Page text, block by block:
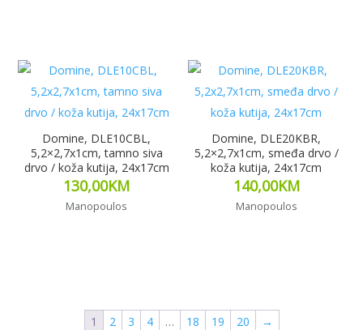
Domine, DLE10CBL,
5,2×2,7x1cm, tamno siva
drvo / koža kutija, 24x17cm
130,00KM
Manopoulos
Domine, DLE20KBR,
5,2×2,7x1cm, smeđa drvo /
koža kutija, 24x17cm
140,00KM
Manopoulos
1 2 3 4 … 18 19 20 →